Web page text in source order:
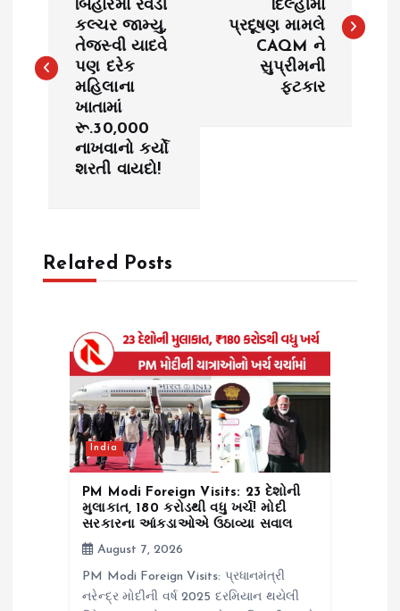
t
બિહારમાં રેવડી
કલ્ચર જામ્યુ,
તેજસ્વી યાદવે
પણ દરેક
મહિલાના
ખાતામાં
રૂ.30,000
નાખવાનો કર્યો
શરતી વાયદો!
દિલ્હીમાં
પ્રદૂષણ મામલે
CAQM ને
સુપ્રીમની
ફટકાર
Related Posts
India
PM Modi Foreign Visits: 23 દેશોની
મુલાકાત, ₹180 કરોડથી વધુ ખર્ચ! મોદી
સરકારના આંકડાઓએ ઉઠાવ્યા સવાલ
August 7, 2026
PM Modi Foreign Visits: પ્રધાનમંત્રી
નરેન્દ્ર મોદીની વર્ષ 2025 દરમિયાન થયેલી